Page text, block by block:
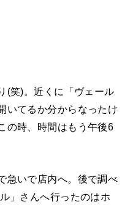
(笑)。近くに「ヴェール
いてるか分からなったけ
の時、時間はもう午後6
急いで店内へ。後で調べ
」さんへ行ったのはホ